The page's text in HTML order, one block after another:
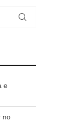
e
no